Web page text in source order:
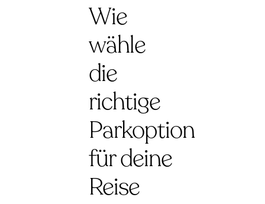
Wie
wähle
die
richtige
Parkoption
für deine
Reise